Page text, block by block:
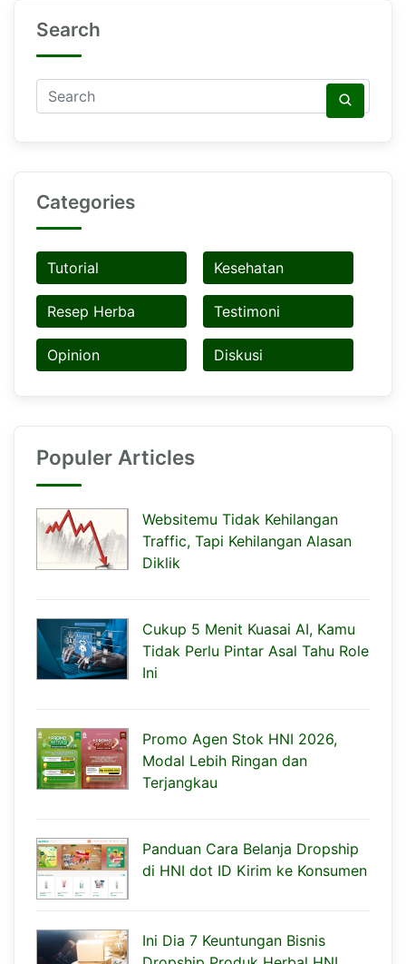
Search
Categories
Tutorial Kesehatan
Resep Herba Testimoni
Opinion Diskusi
Populer Articles
Websitemu Tidak Kehilangan
Traffic, Tapi Kehilangan Alasan
Diklik
Cukup 5 Menit Kuasai AI, Kamu
Tidak Perlu Pintar Asal Tahu Role
Ini
Promo Agen Stok HNI 2026,
Modal Lebih Ringan dan
Terjangkau
Panduan Cara Belanja Dropship
di HNI dot ID Kirim ke Konsumen
Ini Dia 7 Keuntungan Bisnis